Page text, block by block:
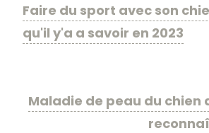
Faire du sport avec son
qu'il y'a a savoir en 2023
Maladie de peau du chien